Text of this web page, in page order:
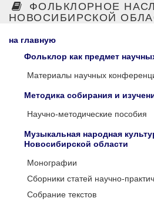
ФОЛЬКЛОРНОЕ
НОВОСИБИРСКОЙ
на главную
Фольклор как предмет
Материалы научных
Методика собирания и
Научно-методические пособия
Музыкальная народная
Новосибирской области
Монографии
Сборники статей научно-
Собрание текстов